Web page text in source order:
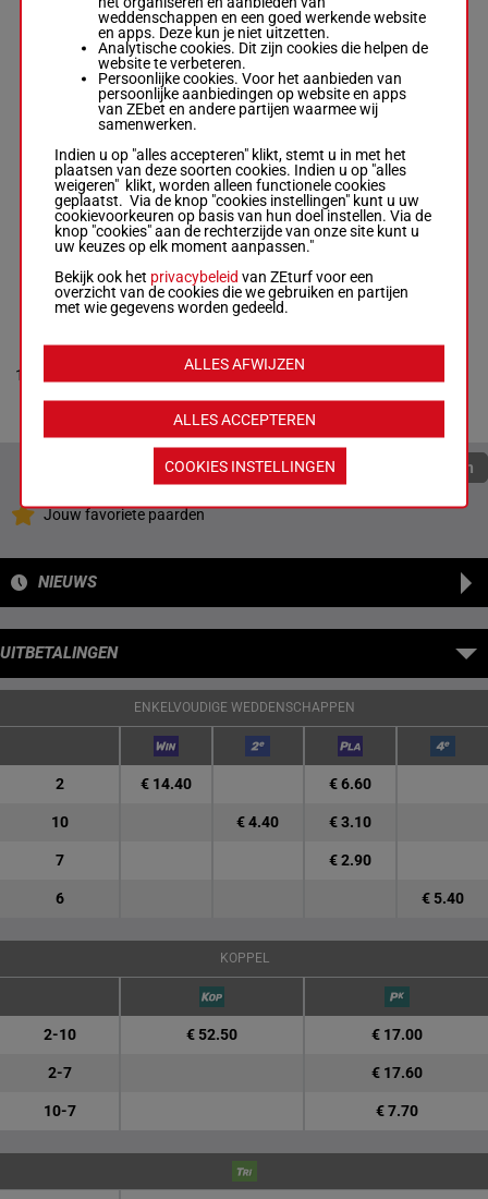
LADY KELLY
O Su Cheol-An
Hae Yang
H/6 -53
12p 9p 11p
H/653 kg
12p 9p
11p
8
RAON FOREST
Furkan Yuksel-
Park Jong Kon
Box: 9 -M/5 -
5p 3p 2p 2p
M/552 kg
5p 3p 2p
2p
9
10
Box: 10 -R/7 -
56.5 kg
56.5
kg
1p 4p 4p
1p
10
Quoteringen verversen
Jouw favoriete paarden
NIEUWS
UITBETALINGEN
ENKELVOUDIGE WEDDENSCHAPPEN
2 € 14.40 € 6.60
10 € 4.40 € 3.10
7 € 2.90
6 € 5.40
KOPPEL
2-10 € 52.50 € 17.00
2-7 € 17.60
10-7 € 7.70
weddenschappen en een goed werkende website
en apps. Deze kun je niet uitzetten.
Analytische cookies. Dit zijn cookies die helpen de
website te verbeteren.
Persoonlijke cookies. Voor het aanbieden van
persoonlijke aanbiedingen op website en apps
van ZEbet en andere partijen waarmee wij
samenwerken.
Indien u op "alles accepteren" klikt, stemt u in met het
plaatsen van deze soorten cookies. Indien u op "alles
weigeren" klikt, worden alleen functionele cookies
geplaatst. Via de knop "cookies instellingen" kunt u uw
cookievoorkeuren op basis van hun doel instellen. Via de
knop "cookies" aan de rechterzijde van onze site kunt u
uw keuzes op elk moment aanpassen."
Bekijk ook het privacybeleid van ZEturf voor een
overzicht van de cookies die we gebruiken en partijen
met wie gegevens worden gedeeld.
ALLES ACCEPTEREN
ALLES AFWIJZEN
COOKIES INSTELLINGEN